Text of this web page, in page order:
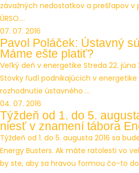
závažných nedostatkov a prešľapov v
ÚRSO....
07. 07. 2016
Pavol Poláček: Ústavný
Máme ešte platiť?
Veľký deň v energetike Streda 22. júna
Stovky ľudí podnikajúcich v
rozhodnutie ústavného ...
04. 07. 2016
Týždeň od 1. do 5.
niesť v znamení tábora
Týždeň od 1. do 5. augusta 2016 sa
Energy Busters. Ak máte ratolesti vo
by ste, aby sa hravou formou čo-to